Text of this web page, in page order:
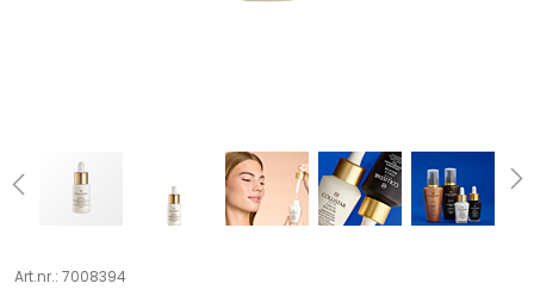
e
Art.nr.: 7008394